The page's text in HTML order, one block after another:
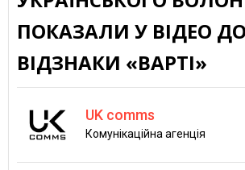
ПОКАЗАЛИ У ВІДЕО ДО
ВІДЗНАКИ «ВАРТІ»
UK comms
Комунікаційна агенція